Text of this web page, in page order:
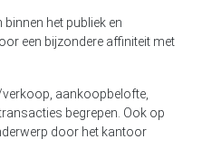
het publiek en
een bijzondere affiniteit met
aankoopbelofte,
begrepen. Ook op
door het kantoor